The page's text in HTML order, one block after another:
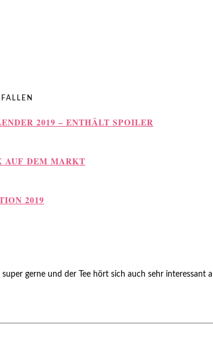
2019 – ENTHÄLT SPOILER
AUF DEM MARKT
2019
gerne und der Tee hört sich auch sehr interessant